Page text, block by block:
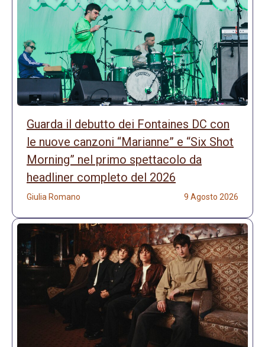
Guarda il debutto dei Fontaines DC con
le nuove canzoni “Marianne” e “Six Shot
Morning” nel primo spettacolo da
headliner completo del 2026
Giulia Romano 9 Agosto 2026